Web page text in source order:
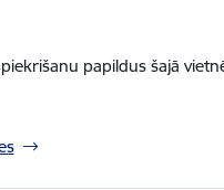
papildus šajā